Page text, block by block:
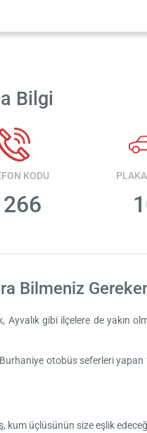
Bilgi
KODU
Bilmeniz
gibi ilçelere de yakın
otobüs seferleri yapan
kum üçlüsünün size eşlik